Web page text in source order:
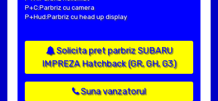
P+C:Parbriz cu camera
P+Hud:Parbriz cu head up display
Solicita pret parbriz SUBARU
IMPREZA Hatchback (GR, GH, G3)
Suna vanzatorul